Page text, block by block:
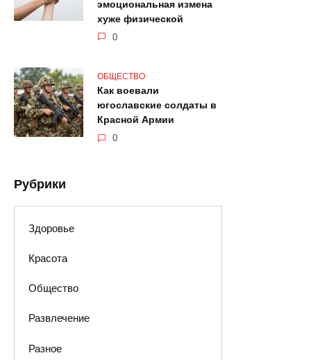
эмоциональная измена
хуже физической
0
ОБЩЕСТВО
Как воевали
югославские солдаты в
Красной Армии
0
Рубрики
Здоровье
Красота
Общество
Развлечение
Разное